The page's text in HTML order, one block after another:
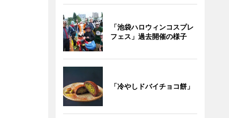
「池袋ハロウィンコスプレ
フェス」過去開催の様子
「冷やしドバイチョコ餅」